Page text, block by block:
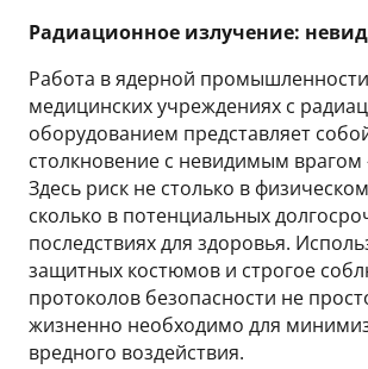
Радиационное излучение:
Работа в ядерной
медицинских учреждениях с
оборудованием представляет
столкновение с невидимым врагом
Здесь риск не столько в
сколько в потенциальных
последствиях для здоровья.
защитных костюмов и строгое
протоколов безопасности не
жизненно необходимо для
вредного воздействия.